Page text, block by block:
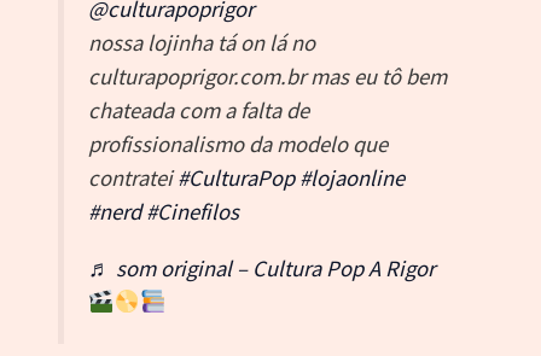
@culturapoprigor
nossa lojinha tá on lá no
culturapoprigor.com.br mas eu tô bem
chateada com a falta de
profissionalismo da modelo que
contratei#CulturaPop #lojaonline
#nerd #Cinefilos
♬ som original – Cultura Pop A Rigor